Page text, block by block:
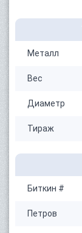
Металл
Вес
Диаметр
Тираж
Биткин #
Петров